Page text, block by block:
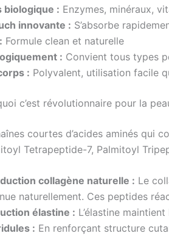
biologique : Enzymes, minéraux,
innovante : S’absorbe
Formule clean et naturelle
: Convient tous types
: Polyvalent, utilisation facile
c’est révolutionnaire pour la
courtes d’acides aminés qui
Tetrapeptide-7, Palmitoyl
collagène naturelle : Le
naturellement. Ces peptides
élastine : L’élastine
: En renforçant structure